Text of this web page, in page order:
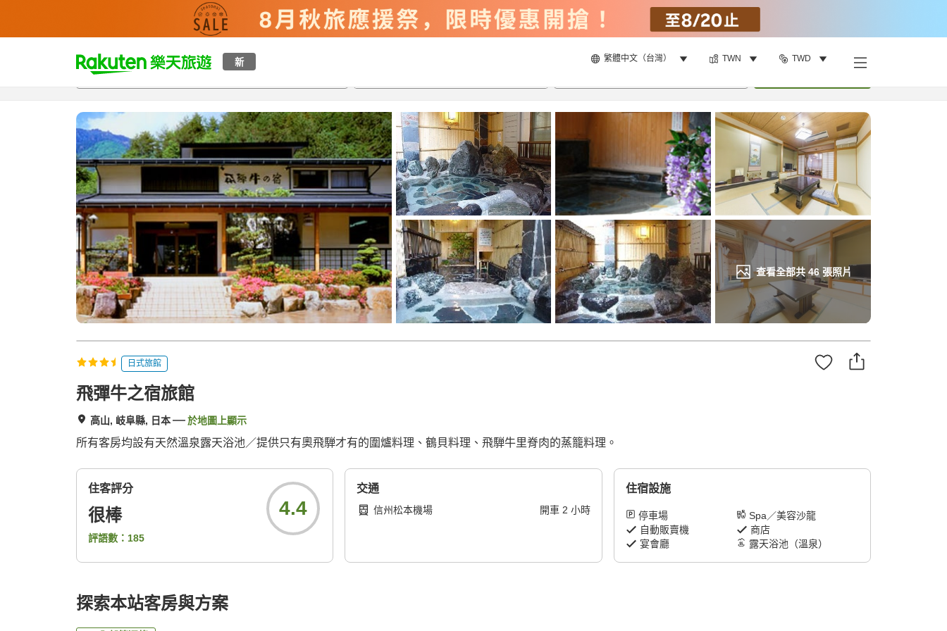
新 繁體中文（台灣） TWN TWD
t
p
a
g
e
_
s
e
a
r
c
查看全部共 46張照片
總覽客房與方案評語設施
日式旅館
飛彈牛之宿旅館
高山, 岐阜縣, 日本 於地圖上顯示
所有客房均設有天然溫泉露天浴池／提供只有奧飛騨才有的圍爐料理、鶴貝料理、飛騨牛里脊肉的蒸籠料理。
住客評分
很棒
評語數： 185
4.4
交通
信州松本機場 開車 2 小時
住宿設施
停車場
Spa／美容沙龍
自動販賣機
商店
宴會廳
露天浴池（溫泉）
探索本站客房與方案